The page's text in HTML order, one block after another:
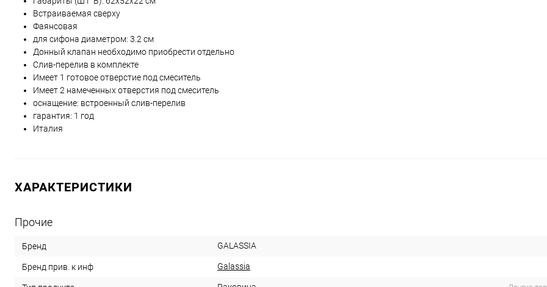
Встраиваемая сверху
Фаянсовая
для сифона диаметром: 3.2 см
Донный клапан необходимо приобрести отдельно
Слив-перелив в комплекте
Имеет 1 готовое отверстие под смеситель
Имеет 2 намеченных отверстия под смеситель
оснащение: встроенный слив-перелив
гарантия: 1 год
Италия
ХАРАКТЕРИСТИКИ
Прочие
Бренд GALASSIA
Бренд прив. к инф Galassia